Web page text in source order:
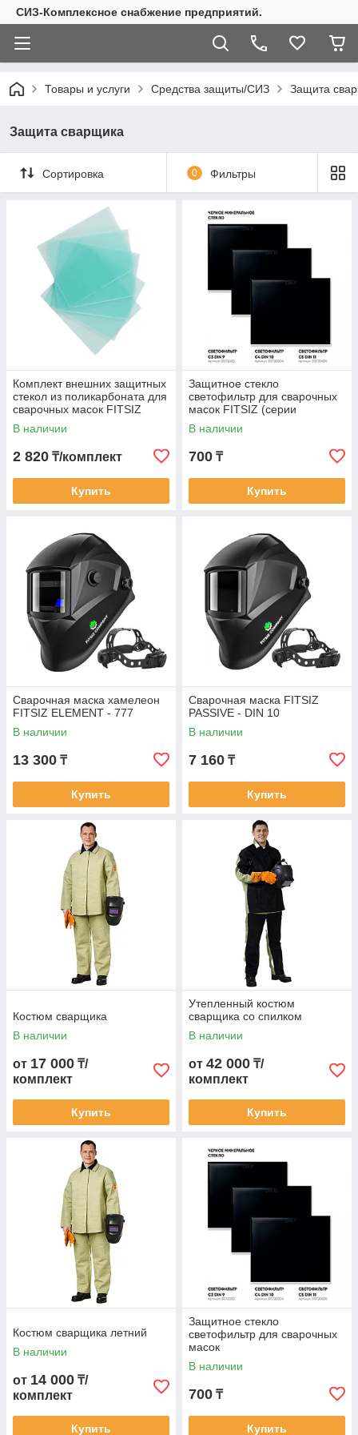
СИЗ-Комплексное снабжение предприятий.
Товары и услуги Средства защиты/СИЗ Защита
Защита сварщика
Сортировка 0 Фильтры
Комплект внешних защитных
стекол из поликарбоната для
сварочных масок FITSIZ
В наличии
2 820 ₸/комплект
Купить
Защитное стекло
светофильтр для сварочных
масок FITSIZ (серии
Элемент) 110*90
В наличии
700 ₸
Купить
Сварочная маска хамелеон
FITSIZ ELEMENT - 777
В наличии
13 300 ₸
Купить
Сварочная маска FITSIZ
PASSIVE - DIN 10
В наличии
7 160 ₸
Купить
Костюм сварщика
В наличии
от 17 000 ₸/
комплект
Купить
Утепленный костюм
сварщика со спилком
В наличии
от 42 000 ₸/
комплект
Купить
Костюм сварщика летний
В наличии
от 14 000 ₸/
комплект
Купить
Защитное стекло
светофильтр для сварочных
масок
В наличии
700 ₸
Купить